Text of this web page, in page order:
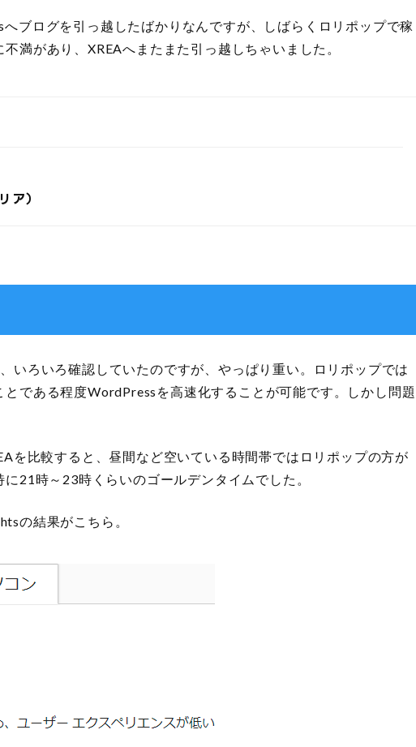
ブログを引っ越したばかりなんですが、しばらくロリポップで稼
満があり、XREAへまたまた引っ越しちゃいました。
ア）
いろいろ確認していたのですが、やっぱり重い。ロリポップでは
である程度WordPressを高速化することが可能です。しかし問題
を比較すると、昼間など空いている時間帯ではロリポップの方が
21時～23時くらいのゴールデンタイムでした。
の結果がこちら。